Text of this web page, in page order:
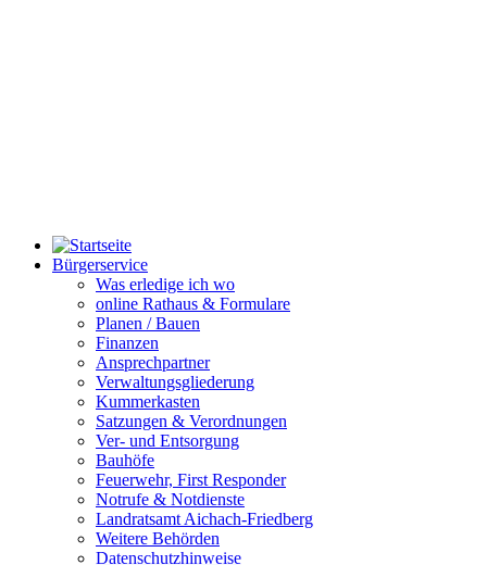
Bürgerservice
Was erledige ich wo
online Rathaus & Formulare
Planen / Bauen
Finanzen
Ansprechpartner
Verwaltungsgliederung
Kummerkasten
Satzungen & Verordnungen
Ver- und Entsorgung
Bauhöfe
Feuerwehr, First Responder
Notrufe & Notdienste
Landratsamt Aichach-Friedberg
Weitere Behörden
Datenschutzhinweise